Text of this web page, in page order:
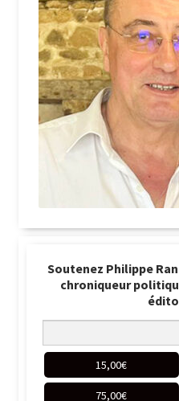
Soutenez Philippe
chroniqueur
15,00€
75,00€